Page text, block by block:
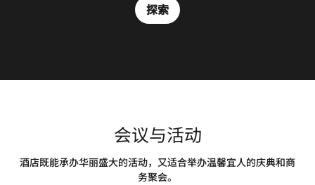
探索
会议与活动
酒店既能承办华丽盛大的活动，又适合举办温馨宜人的庆典和商
务聚会。